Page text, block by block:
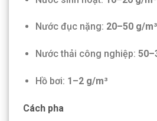
Nước đục nặng: 20–50 g/m³
Nước thải công nghiệp:
Hồ bơi: 1–2 g/m³
Cách pha